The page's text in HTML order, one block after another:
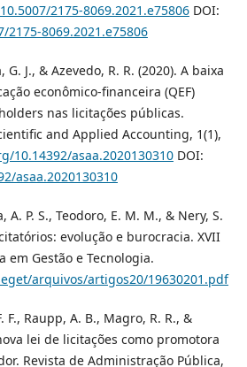
2175-8069.2021.e75806DOI:
8069.2021.e75806
J., & Azevedo, R. R. (2020). A baixa
econômico-financeira (QEF)
nas licitações públicas.
and Applied Accounting, 1(1),
10.14392/asaa.2020130310DOI:
asaa.2020130310
A. P. S., Teodoro, E. M. M., & Nery, S.
evolução e burocracia. XVII
em Gestão e Tecnologia.
arquivos/artigos20/19630201.pdf
F., Raupp, A. B., Magro, R. R., &
lei de licitações como promotora
Revista de Administração Pública,